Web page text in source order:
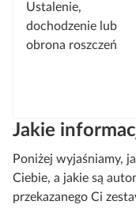
Ustalenie,
dochodzenie lub
obrona roszczeń
Jakie
Poniżej wyjaśniamy,
Ciebie, a jakie są
przekazanego Ci